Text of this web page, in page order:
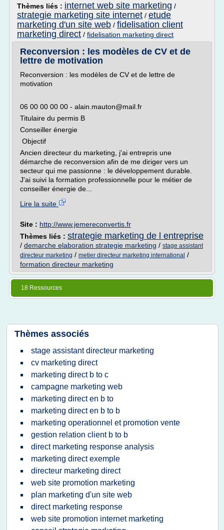
Thèmes liés : internet web site marketing /
strategie marketing site internet / etude
marketing d'un site web / fidelisation client
marketing direct / fidelisation marketing direct
Reconversion : les modèles de CV et de
lettre de motivation
Reconversion : les modèles de CV et de lettre de
motivation
06 00 00 00 00 - alain.mauton@mail.fr
Titulaire du permis B
Conseiller énergie
Objectif
Ancien directeur du marketing, j'ai entrepris une
démarche de reconversion afin de me diriger vers un
secteur qui me passionne : le développement durable.
J'ai suivi la formation professionnelle pour le métier de
conseiller énergie de...
Lire la suite
Site : http://www.jemereconvertis.fr
Thèmes liés : strategie marketing de l entreprise
/ demarche elaboration strategie marketing / stage assistant
directeur marketing / metier directeur marketing international /
formation directeur marketing
18 Ressources
Thèmes associés
stage assistant directeur marketing
cv marketing direct
marketing direct b to c
campagne marketing web
marketing direct en b to
marketing direct en b to b
marketing operationnel et promotion vente
gestion relation client b to b
direct marketing response analysis
marketing direct exemple
directeur marketing direct
web site promotion marketing
plan marketing d'un site web
direct marketing response
web site promotion internet marketing